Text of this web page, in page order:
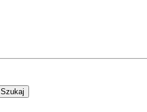
Szukaj